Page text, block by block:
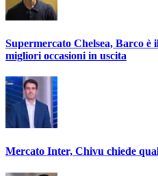
Supermercato Chelsea, Barco è
migliori occasioni in uscita
Mercato Inter, Chivu chiede